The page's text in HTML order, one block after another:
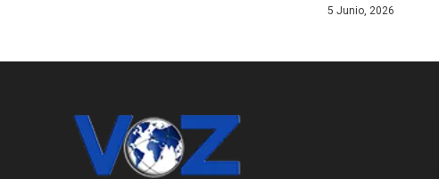
5 Junio, 2026